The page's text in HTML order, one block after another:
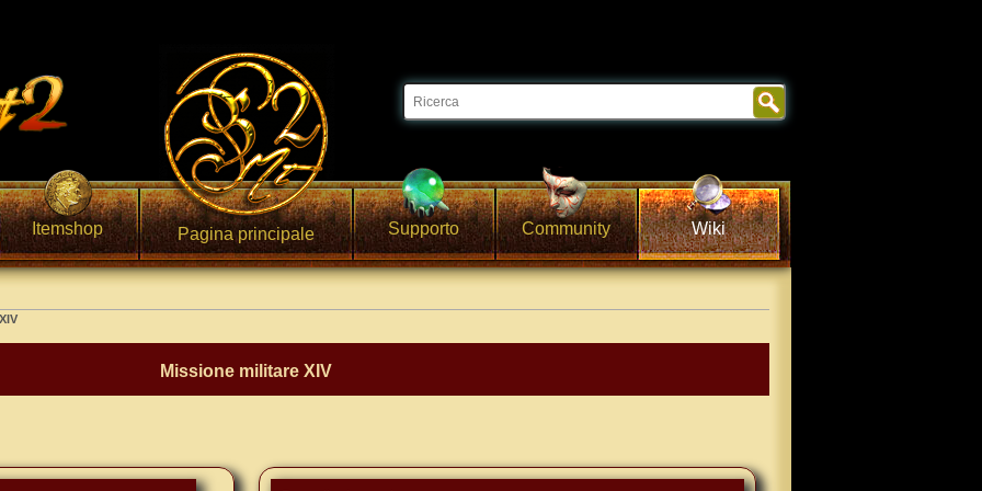
Itemshop Pagina principale Supporto Community Wiki
Missione militare XIV